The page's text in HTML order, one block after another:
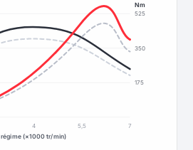
175
350
525
Nm
4 5,5
7
régime (×1000 tr/min)